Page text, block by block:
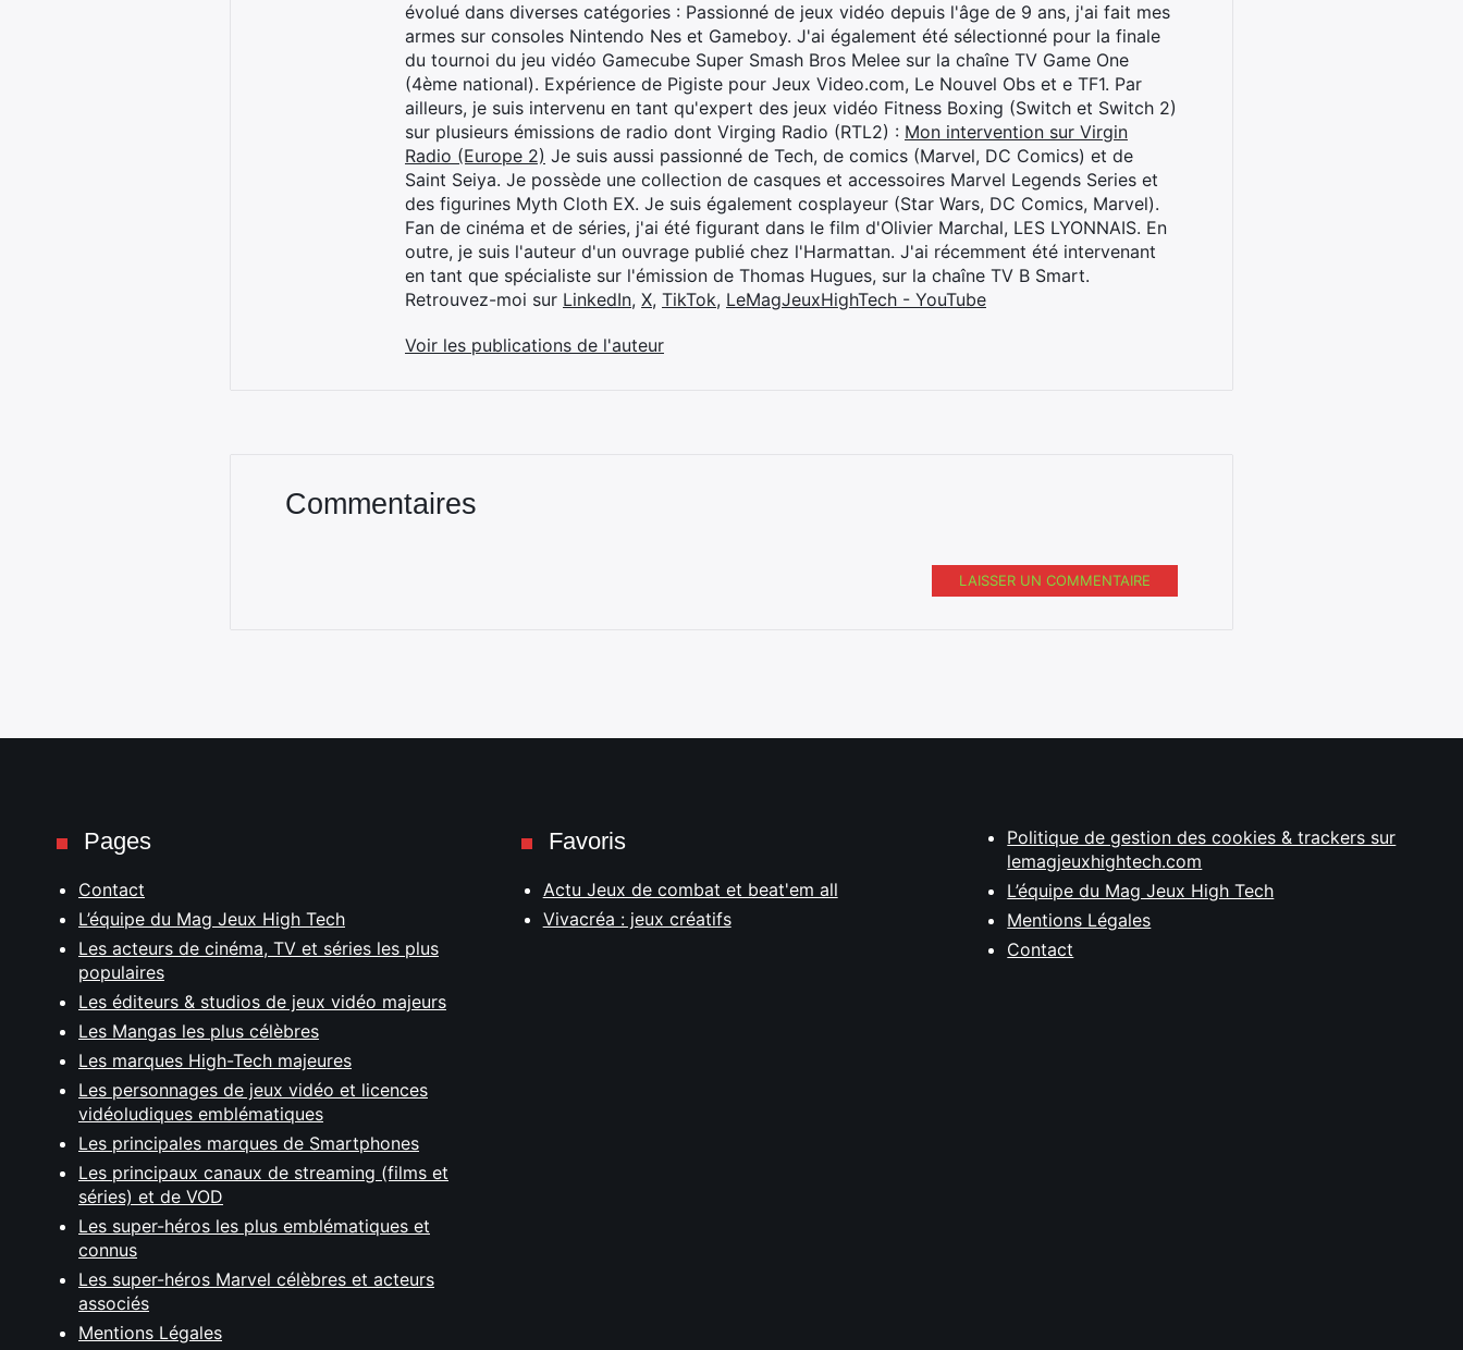
évolué dans diverses catégories : Passionné de jeux vidéo depuis l'âge de 9 ans, j'ai fait mes
armes sur consoles Nintendo Nes et Gameboy. J'ai également été sélectionné pour la finale
du tournoi du jeu vidéo Gamecube Super Smash Bros Melee sur la chaîne TV Game One
(4ème national). Expérience de Pigiste pour Jeux Video.com, Le Nouvel Obs et e TF1. Par
ailleurs, je suis intervenu en tant qu'expert des jeux vidéo Fitness Boxing (Switch et Switch 2)
sur plusieurs émissions de radio dont Virging Radio (RTL2) : Mon intervention sur Virgin
Radio (Europe 2) Je suis aussi passionné de Tech, de comics (Marvel, DC Comics) et de
Saint Seiya. Je possède une collection de casques et accessoires Marvel Legends Series et
des figurines Myth Cloth EX. Je suis également cosplayeur (Star Wars, DC Comics, Marvel).
Fan de cinéma et de séries, j'ai été figurant dans le film d'Olivier Marchal, LES LYONNAIS. En
outre, je suis l'auteur d'un ouvrage publié chez l'Harmattan. J'ai récemment été intervenant
en tant que spécialiste sur l'émission de Thomas Hugues, sur la chaîne TV B Smart.
Retrouvez-moi sur LinkedIn, X, TikTok, LeMagJeuxHighTech - YouTube
Voir les publications de l'auteur
Commentaires
LAISSER UN COMMENTAIRE
Pages
Contact
L’équipe du Mag Jeux High Tech
Les acteurs de cinéma, TV et séries les plus
populaires
Les éditeurs & studios de jeux vidéo majeurs
Les Mangas les plus célèbres
Les marques High-Tech majeures
Les personnages de jeux vidéo et licences
vidéoludiques emblématiques
Les principales marques de Smartphones
Les principaux canaux de streaming (films et
séries) et de VOD
Les super-héros les plus emblématiques et
connus
Les super-héros Marvel célèbres et acteurs
associés
Mentions Légales
Favoris
Actu Jeux de combat et beat'em all
Vivacréa : jeux créatifs
Politique de gestion des cookies & trackers sur
lemagjeuxhightech.com
L’équipe du Mag Jeux High Tech
Mentions Légales
Contact